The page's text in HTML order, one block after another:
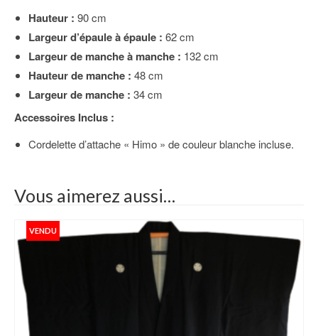
Hauteur : 90 cm
Largeur d’épaule à épaule : 62 cm
Largeur de manche à manche : 132 cm
Hauteur de manche : 48 cm
Largeur de manche : 34 cm
Accessoires Inclus :
Cordelette d’attache « Himo » de couleur blanche incluse.
Vous aimerez aussi…
VENDU